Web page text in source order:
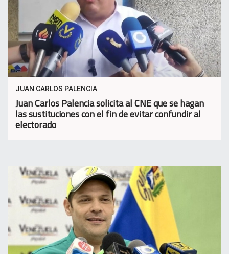
JUAN CARLOS PALENCIA
Juan Carlos Palencia solicita al CNE que se hagan
las sustituciones con el fin de evitar confundir al
electorado